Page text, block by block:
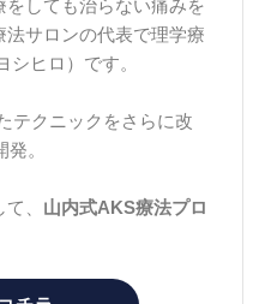
しても治らない痛みを
法サロンの代表で理学療
ヒロ）です。
テクニックをさらに改
発。
、 山内式AKS療法プロ